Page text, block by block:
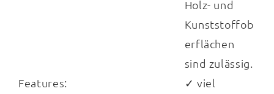
Holz- und
Kunststoffob
erflächen
sind zulässig.
Features:
✓ viel